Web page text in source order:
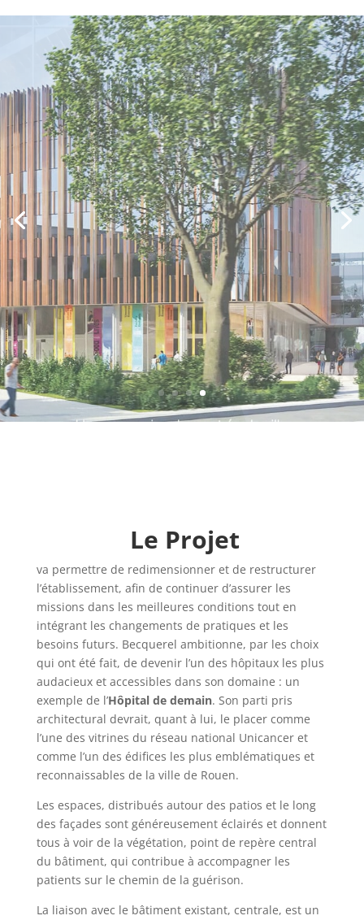
Le Projet
va permettre de redimensionner et de restructurer
l’établissement, afin de continuer d’assurer les
missions dans les meilleures conditions tout en
intégrant les changements de pratiques et les
besoins futurs. Becquerel ambitionne, par les choix
qui ont été fait, de devenir l’un des hôpitaux les plus
audacieux et accessibles dans son domaine : un
exemple de l’Hôpital de demain. Son parti pris
architectural devrait, quant à lui, le placer comme
l’une des vitrines du réseau national Unicancer et
comme l’un des édifices les plus emblématiques et
reconnaissables de la ville de Rouen.
Les espaces, distribués autour des patios et le long
des façades sont généreusement éclairés et donnent
tous à voir de la végétation, point de repère central
du bâtiment, qui contribue à accompagner les
patients sur le chemin de la guérison.
La liaison avec le bâtiment existant, centrale, est un